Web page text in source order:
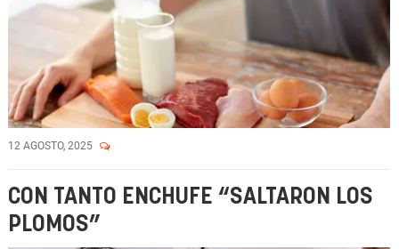
12 AGOSTO, 2025
CON TANTO ENCHUFE “SALTARON LOS
PLOMOS”